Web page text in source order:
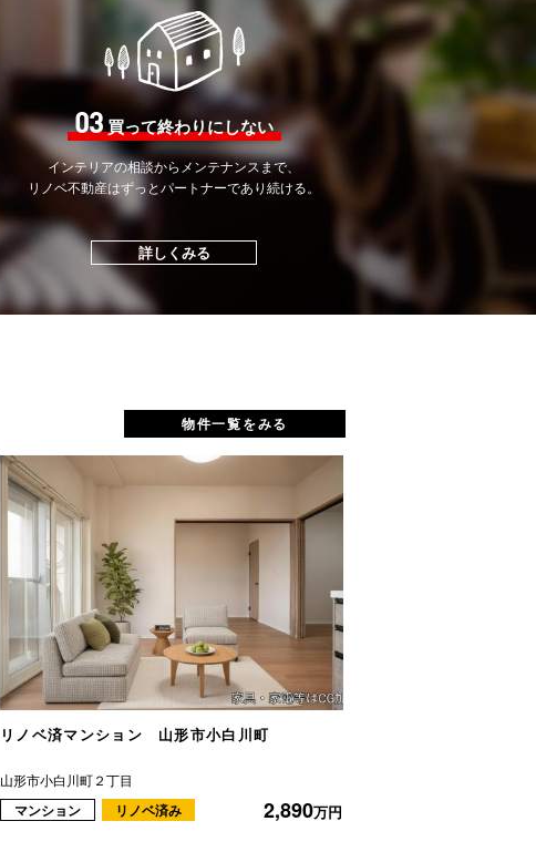
03買って終わりにしない
インテリアの相談から メンテナンスまで、
リノベ不動産はずっとパートナーであり続ける。
詳しくみる
物件一覧をみる
リノベ済マンション 山形市小白川町
山形市小白川町２丁目
マンション リノベ済み 2,890万円